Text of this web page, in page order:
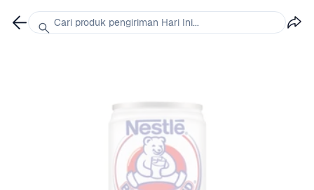
Cari produk pengiriman Hari Ini...